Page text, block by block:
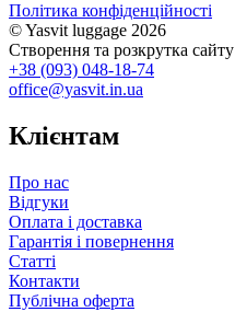
Політика конфіденційності
© Yasvit luggage 2026
Створення та розкрутка сайту
+38 (093) 048-18-74
office@yasvit.in.ua
Клієнтам
Про нас
Відгуки
Оплата і доставка
Гарантія і повернення
Статті
Контакти
Публічна оферта